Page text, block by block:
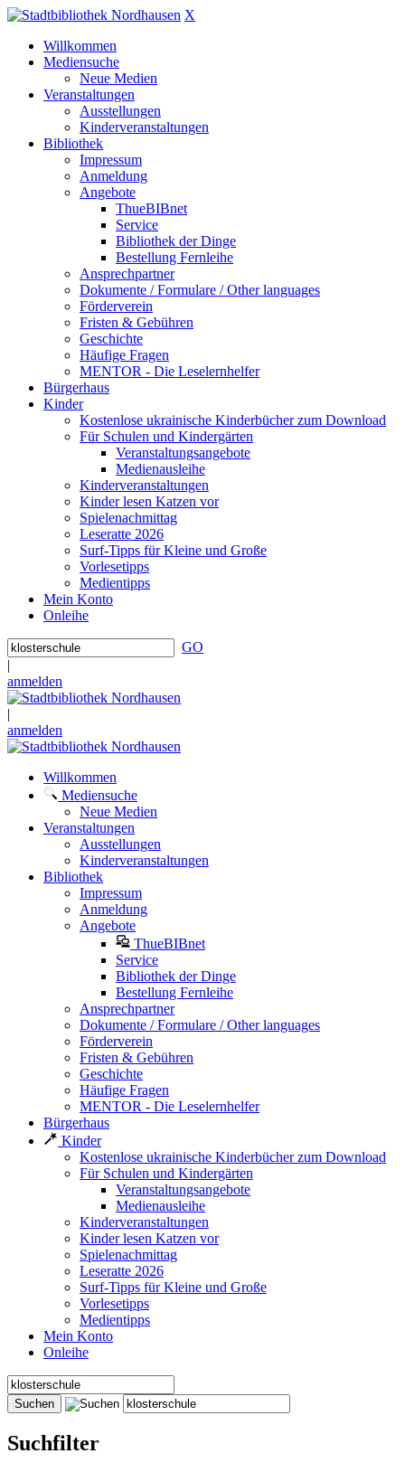
X
Willkommen
Mediensuche
Neue Medien
Veranstaltungen
Ausstellungen
Kinderveranstaltungen
Bibliothek
Impressum
Anmeldung
Angebote
ThueBIBnet
Service
Bibliothek der Dinge
Bestellung Fernleihe
Ansprechpartner
Dokumente / Formulare / Other languages
Förderverein
Fristen & Gebühren
Geschichte
Häufige Fragen
MENTOR - Die Leselernhelfer
Bürgerhaus
Kinder
Kostenlose ukrainische Kinderbücher zum Download
Für Schulen und Kindergärten
Veranstaltungsangebote
Medienausleihe
Kinderveranstaltungen
Kinder lesen Katzen vor
Spielenachmittag
Leseratte 2026
Surf-Tipps für Kleine und Große
Vorlesetipps
Medientipps
Mein Konto
Onleihe
GO
|
anmelden
|
anmelden
Willkommen
Mediensuche
Neue Medien
Veranstaltungen
Ausstellungen
Kinderveranstaltungen
Bibliothek
Impressum
Anmeldung
Angebote
ThueBIBnet
Service
Bibliothek der Dinge
Bestellung Fernleihe
Ansprechpartner
Dokumente / Formulare / Other languages
Förderverein
Fristen & Gebühren
Geschichte
Häufige Fragen
MENTOR - Die Leselernhelfer
Bürgerhaus
Kinder
Kostenlose ukrainische Kinderbücher zum Download
Für Schulen und Kindergärten
Veranstaltungsangebote
Medienausleihe
Kinderveranstaltungen
Kinder lesen Katzen vor
Spielenachmittag
Leseratte 2026
Surf-Tipps für Kleine und Große
Vorlesetipps
Medientipps
Mein Konto
Onleihe
Suchfilter